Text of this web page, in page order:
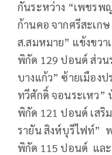
กันระหว่าง “เพชรพ
ก้านคอ จากศรีสะเก
ส.สมหมาย” แข้งขว
พิกัด 129 ปอนด์ ส่วน
บางแก้ว” ซ้ายเมือง
ทวีศักดิ์ จอนระเหว”
พิกัด 121 ปอนด์ เสริ
รายัน สิงห์บุรีไฟท์”
พิกัด 115 ปอนด์ แล